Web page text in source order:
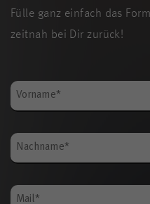
Fülle ganz einfach das
zeitnah bei Dir zurück!
Bitte nicht ausfüllen.